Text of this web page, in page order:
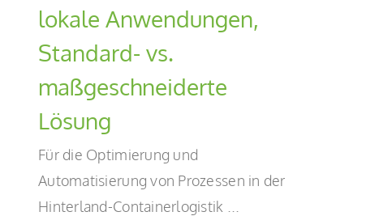
lokale Anwendungen,
Standard- vs.
maßgeschneiderte
Lösung
Für die Optimierung und
Automatisierung von Prozessen in der
Hinterland-Containerlogistik ...